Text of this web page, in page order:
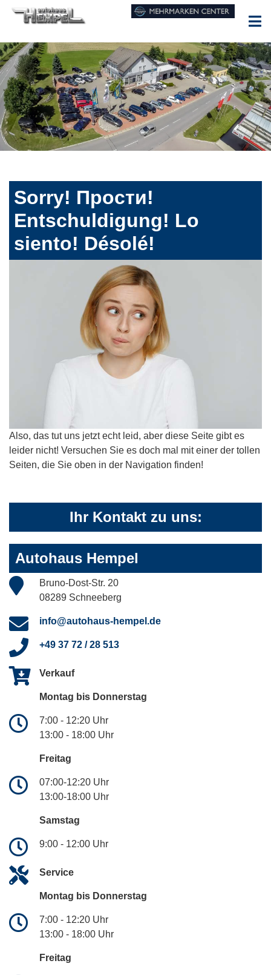
Sorry! Прости!
Entschuldigung! Lo
siento! Désolé!
Also, das tut uns jetzt echt leid, aber diese Seite gibt es
leider nicht! Versuchen Sie es doch mal mit einer der tollen
Seiten, die Sie oben in der Navigation finden!
Ihr Kontakt zu uns:
Autohaus Hempel
Bruno-Dost-Str. 20
08289 Schneeberg
info@autohaus-hempel.de
+49 37 72 / 28 513
Verkauf
Montag bis Donnerstag
7:00 - 12:20 Uhr
13:00 - 18:00 Uhr
Freitag
07:00-12:20 Uhr
13:00-18:00 Uhr
Samstag
9:00 - 12:00 Uhr
Service
Montag bis Donnerstag
7:00 - 12:20 Uhr
13:00 - 18:00 Uhr
Freitag